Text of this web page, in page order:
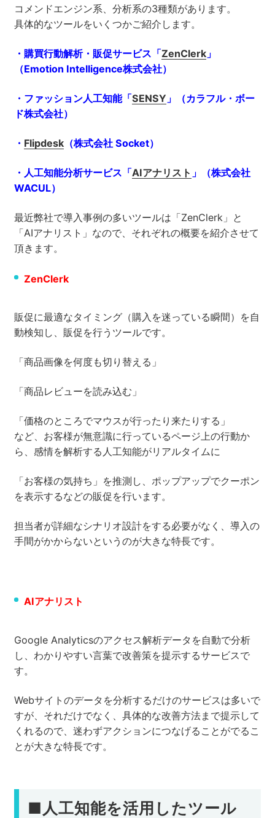
コメンドエンジン系、分析系の3種類があります。
具体的なツールをいくつかご紹介します。
・購買行動解析・販促サービス「ZenClerk」
（Emotion Intelligence株式会社）
・ファッション人工知能「SENSY 」（カラフル・ボー
ド株式会社）
・ Flipdesk（株式会社 Socket）
・人工知能分析サービス「AIアナリスト 」（株式会社
WACUL）
最近弊社で導入事例の多いツールは「ZenClerk」と
「AIアナリスト」なので、それぞれの概要を紹介させて
頂きます。
ZenClerk
販促に最適なタイミング（購入を迷っている瞬間）を自
動検知し、販促を行うツールです。
「商品画像を何度も切り替える」
「商品レビューを読み込む」
「価格のところでマウスが行ったり来たりする」
など、お客様が無意識に行っているページ上の行動か
ら、感情を解析する人工知能がリアルタイムに
「お客様の気持ち」を推測し、ポップアップでクーポン
を表示するなどの販促を行います。
担当者が詳細なシナリオ設計をする必要がなく、導入の
手間がかからないというのが大きな特長です。
AIアナリスト
Google Analyticsのアクセス解析データを自動で分析
し、わかりやすい言葉で改善策を提示するサービスで
す。
Webサイトのデータを分析するだけのサービスは多いで
すが、それだけでなく、具体的な改善方法まで提示して
くれるので、迷わずアクションにつなげることがでるこ
とが大きな特長です。
■人工知能を活用したツール